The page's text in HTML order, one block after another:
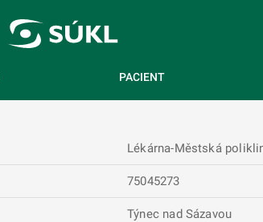
PACIENT
Lékárna-Městská
75045273
Týnec nad Sázavou